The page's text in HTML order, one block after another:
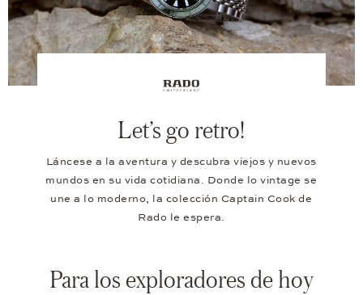
Let’s go retro!
Láncese a la aventura y descubra viejos y nuevos
mundos en su vida cotidiana. Donde lo vintage se
une a lo moderno, la colección Captain Cook de
Rado le espera.
Para los exploradores de hoy